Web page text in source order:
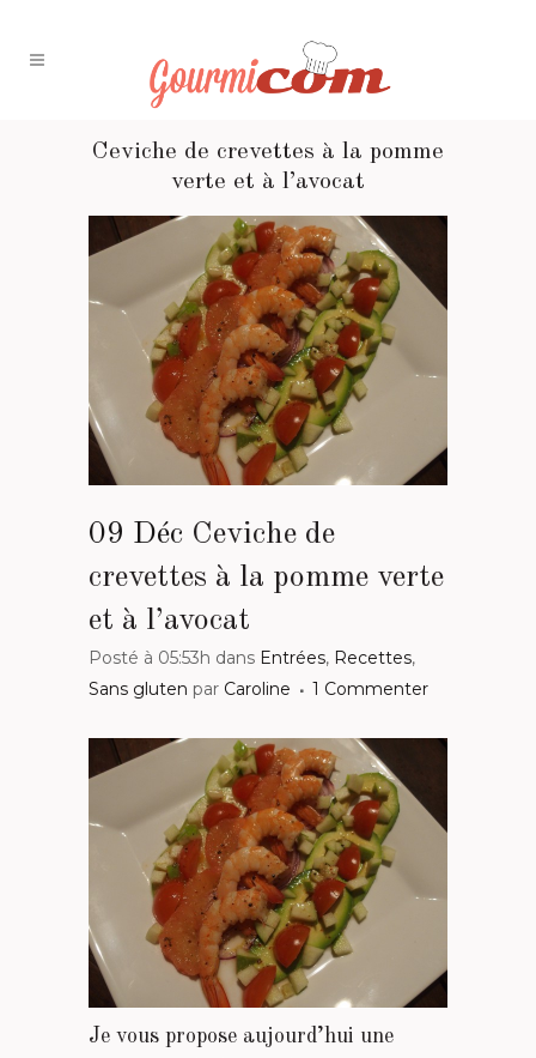
Ceviche de crevettes à la pomme
verte et à l’avocat
09 Déc Ceviche de
crevettes à la pomme verte
et à l’avocat
Posté à 05:53h dans Entrées, Recettes,
Sans gluten par Caroline 1 Commenter
Je vous propose aujourd’hui une